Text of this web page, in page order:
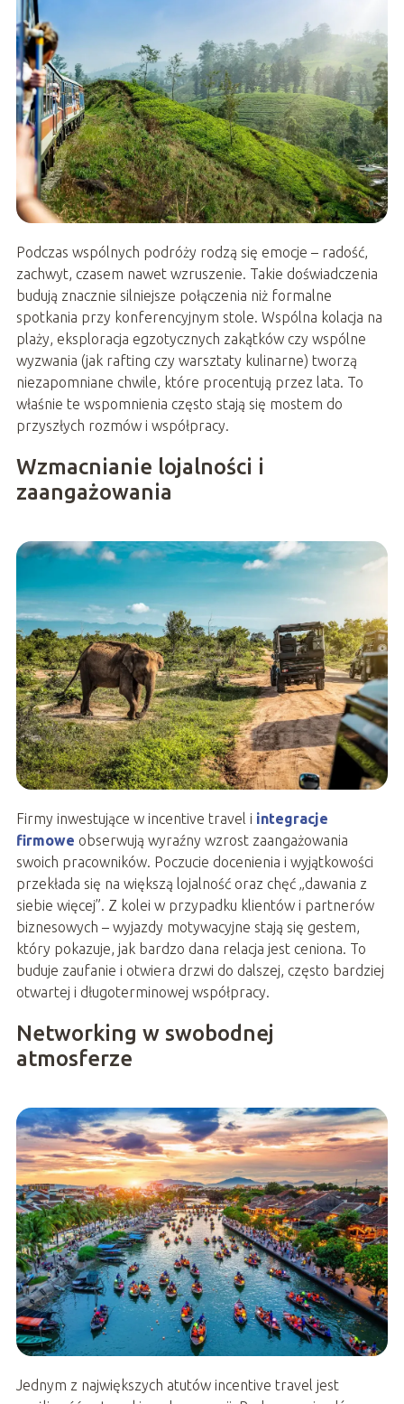
Podczas wspólnych podróży rodzą się emocje – radość,
zachwyt, czasem nawet wzruszenie. Takie doświadczenia
budują znacznie silniejsze połączenia niż formalne
spotkania przy konferencyjnym stole. Wspólna kolacja na
plaży, eksploracja egzotycznych zakątków czy wspólne
wyzwania (jak rafting czy warsztaty kulinarne) tworzą
niezapomniane chwile, które procentują przez lata. To
właśnie te wspomnienia często stają się mostem do
przyszłych rozmów i współpracy.
Wzmacnianie lojalności i
zaangażowania
Firmy inwestujące w incentive travel i integracje
firmowe obserwują wyraźny wzrost zaangażowania
swoich pracowników. Poczucie docenienia i wyjątkowości
przekłada się na większą lojalność oraz chęć „dawania z
siebie więcej”. Z kolei w przypadku klientów i partnerów
biznesowych – wyjazdy motywacyjne stają się gestem,
który pokazuje, jak bardzo dana relacja jest ceniona. To
buduje zaufanie i otwiera drzwi do dalszej, często bardziej
otwartej i długoterminowej współpracy.
Networking w swobodnej
atmosferze
Jednym z największych atutów incentive travel jest